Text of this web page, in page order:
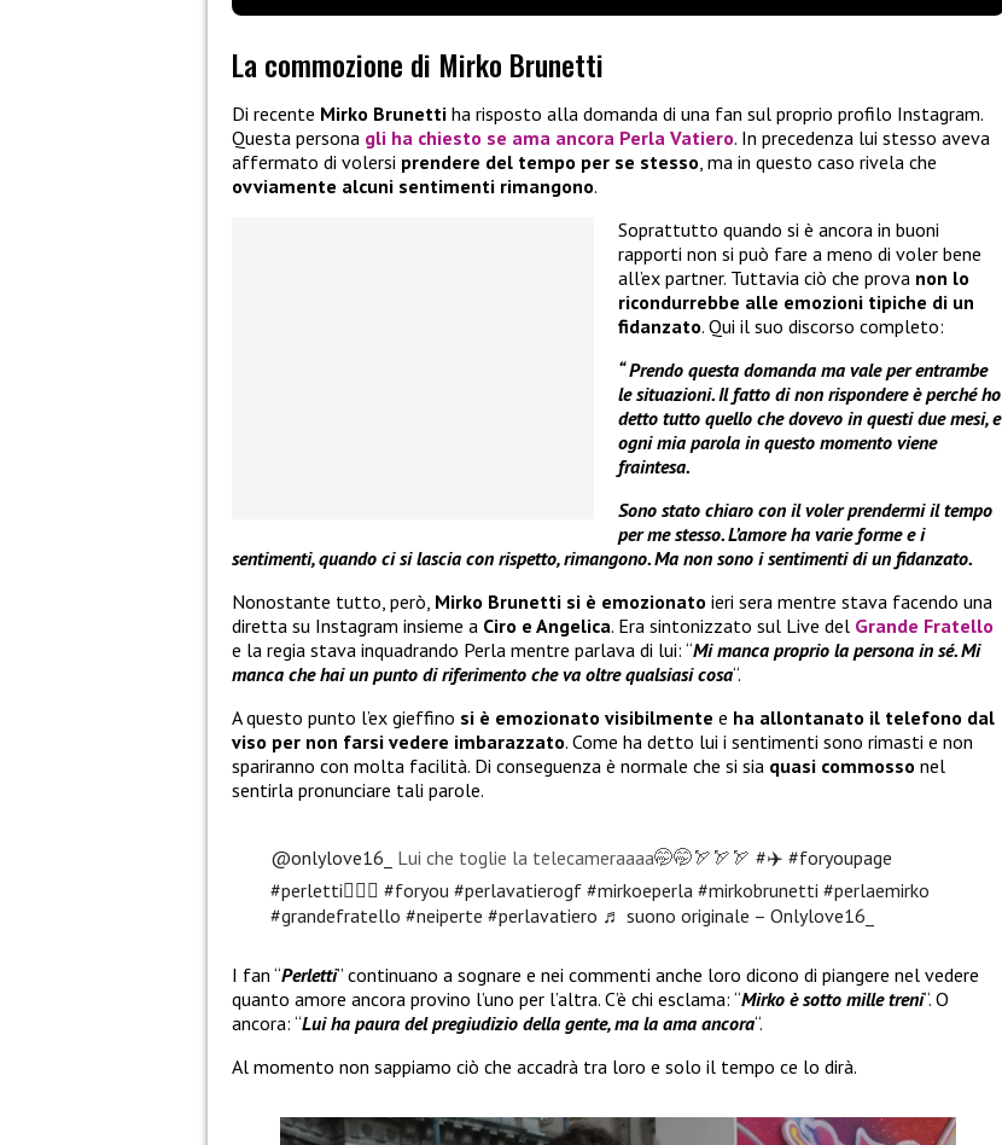
La commozione di Mirko Brunetti
Di recente Mirko Brunetti ha risposto alla domanda di una fan sul proprio profilo Instagram.
Questa persona gli ha chiesto se ama ancora Perla Vatiero. In precedenza lui stesso aveva
affermato di volersi prendere del tempo per se stesso, ma in questo caso rivela che
ovviamente alcuni sentimenti rimangono.
Soprattutto quando si è ancora in buoni
rapporti non si può fare a meno di voler bene
all’ex partner. Tuttavia ciò che prova non lo
ricondurrebbe alle emozioni tipiche di un
fidanzato. Qui il suo discorso completo:
“ Prendo questa domanda ma vale per entrambe
le situazioni. Il fatto di non rispondere è perché ho
detto tutto quello che dovevo in questi due mesi, e
ogni mia parola in questo momento viene
fraintesa.
Sono stato chiaro con il voler prendermi il tempo
per me stesso. L’amore ha varie forme e i
sentimenti, quando ci si lascia con rispetto, rimangono. Ma non sono i sentimenti di un fidanzato.
Nonostante tutto, però, Mirko Brunetti si è emozionato ieri sera mentre stava facendo una
diretta su Instagram insieme a Ciro e Angelica. Era sintonizzato sul Live del Grande Fratello
e la regia stava inquadrando Perla mentre parlava di lui: “Mi manca proprio la persona in sé. Mi
manca che hai un punto di riferimento che va oltre qualsiasi cosa“.
A questo punto l’ex gieffino si è emozionato visibilmente e ha allontanato il telefono dal
viso per non farsi vedere imbarazzato. Come ha detto lui i sentimenti sono rimasti e non
spariranno con molta facilità. Di conseguenza è normale che si sia quasi commosso nel
sentirla pronunciare tali parole.
@onlylove16_ Lui che toglie la telecameraaaa🤭🤭🏹🏹🏹 #✈️ #foryoupage
#perletti❤️‍🔥💯 #foryou #perlavatierogf #mirkoeperla #mirkobrunetti #perlaemirko
#grandefratello #neiperte #perlavatiero ♬ suono originale – Onlylove16_
I fan “Perletti” continuano a sognare e nei commenti anche loro dicono di piangere nel vedere
quanto amore ancora provino l’uno per l’altra. C’è chi esclama: “Mirko è sotto mille treni“. O
ancora: “Lui ha paura del pregiudizio della gente, ma la ama ancora“.
Al momento non sappiamo ciò che accadrà tra loro e solo il tempo ce lo dirà.